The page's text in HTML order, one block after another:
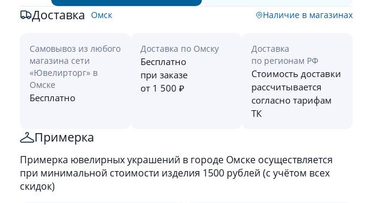
Доставка Омск Наличие в магазинах
Самовывоз из любого
магазина сети
«Ювелирторг» в
Омске
Бесплатно
Доставка по Омску
Бесплатно
при заказе
от 1 500 ₽
Доставка
по регионам РФ
Стоимость доставки
рассчитывается
согласно тарифам
ТК
Примерка
Примерка ювелирных украшений в городе Омске осуществляется
при минимальной стоимости изделия 1500 рублей (с учётом всех
скидок)